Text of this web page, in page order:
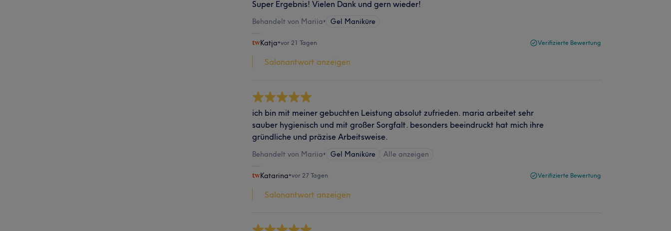
Super Ergebnis! Vielen Dank und gern wieder!
Behandelt von Mariia• Gel Maniküre
Katja•vor 21 Tagen Verifizierte Bewertung
Salonantwort anzeigen
ich bin mit meiner gebuchten Leistung absolut zufrieden. maria arbeitet sehr
sauber hygienisch und mit großer Sorgfalt. besonders beeindruckt hat mich ihre
gründliche und präzise Arbeitsweise.
Behandelt von Mariia• Gel Maniküre Alle anzeigen
Katarina•vor 27 Tagen Verifizierte Bewertung
Salonantwort anzeigen